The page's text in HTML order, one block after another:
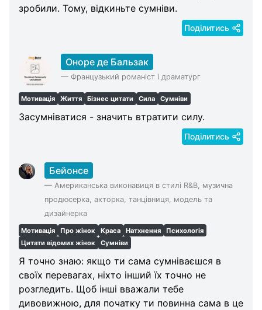
зробили. Тому, відкиньте сумніви.
Поділитись
Оноре де Бальзак
— Французький романіст і драматург
Мотивація Життя Бізнес цитати Сила Сумніви
Засумніватися - значить втратити силу.
Поділитись
Бейонсе
— Американська виконавиця в стилі R&B, музична
продюсерка, акторка, танцівниця, модель та
дизайнерка
Мотивація Про жінок Краса Натхнення
Психологія
Цитати відомих жінок
Сумніви
Я точно знаю: якщо ти сама сумніваєшся в
своїх перевагах, ніхто інший їх точно не
розгледить. Щоб інші вважали тебе
дивовижною, для початку ти повинна сама в це